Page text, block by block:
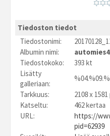
Tiedoston tiedot
Tiedostonimi:
Albumin nimi:
Tiedostokoko:
393 kt
Lisätty
galleriaan:
Tarkkuus:
2108 x
Katseltu:
462 kertaa
URL:
https://
pid=62939